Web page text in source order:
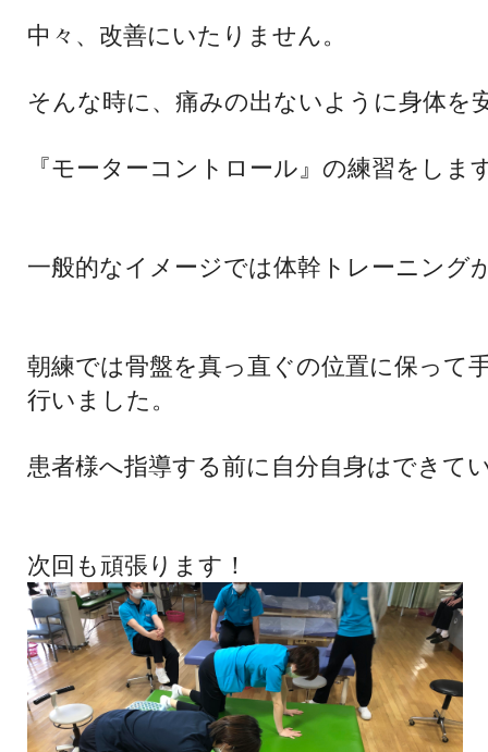
中々、改善にいたりません。
そんな時に、痛みの出ないように身体を
『モーターコントロール』の練習をしま
一般的なイメージでは体幹トレーニング
朝練では骨盤を真っ直ぐの位置に保って
行い ました。
患者様へ指導する前に自分自身はできて
次回も頑張ります！